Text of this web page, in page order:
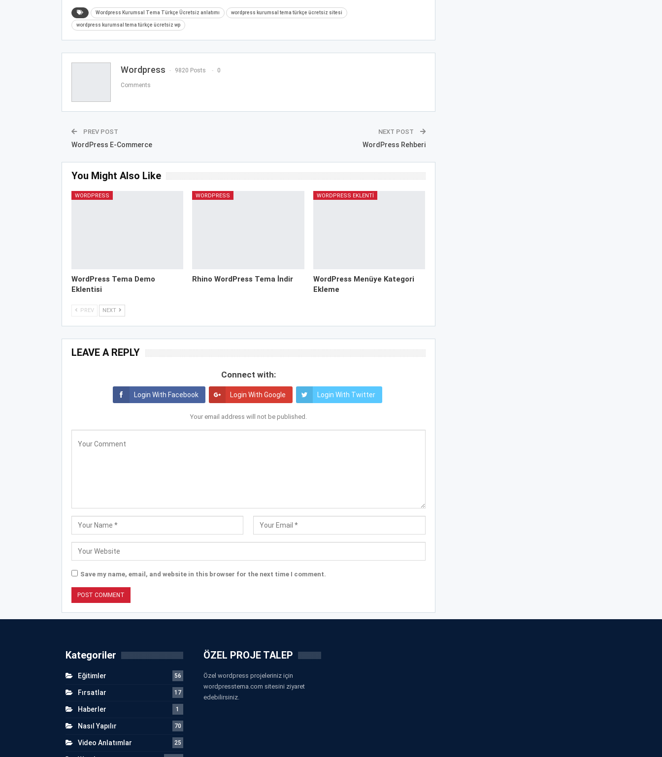
Wordpress Kurumsal Tema Türkçe Ücretsiz anlatımı wordpress kurumsal tema türkçe ücretsiz sitesi
wordpress kurumsal tema türkçe ücretsiz wp
Wordpress 9820 Posts 0
Comments
PREV POST
WordPress E-Commerce
NEXT POST
WordPress Rehberi
You Might Also Like
WORDPRESS
WordPress Tema Demo
Eklentisi
WORDPRESS
Rhino WordPress Tema İndir
WORDPRESS EKLENTI
WordPress Menüye Kategori
Ekleme
PREV NEXT
LEAVE A REPLY
Connect with:
Login With Facebook Login With Google Login With Twitter
Your email address will not be published.
Save my name, email, and website in this browser for the next time I comment.
Kategoriler
Eğitimler 56
Fırsatlar 17
Haberler 1
Nasıl Yapılır 70
Video Anlatımlar 25
ÖZEL PROJE TALEP
Özel wordpress projeleriniz için
wordpresstema.com sitesini ziyaret
edebilirsiniz.